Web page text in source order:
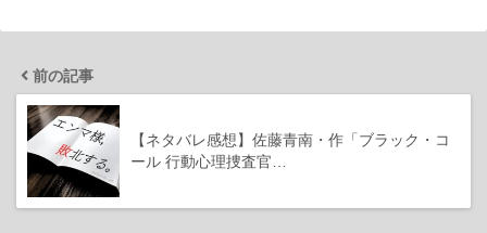
前の記事
【ネタバレ感想】佐藤青南・作「ブラック・コ
ール 行動心理捜査官…